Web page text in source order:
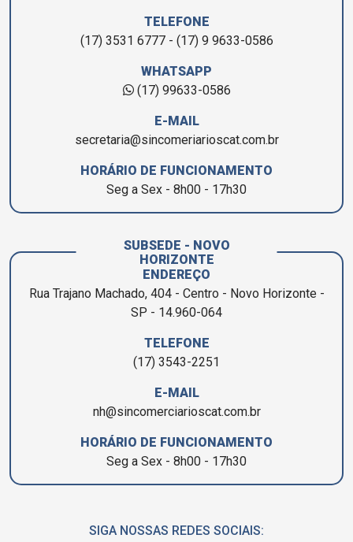
TELEFONE
(17) 3531 6777 - (17) 9 9633-0586
WHATSAPP
(17) 99633-0586
E-MAIL
secretaria@sincomeriarioscat.com.br
HORÁRIO DE FUNCIONAMENTO
Seg a Sex - 8h00 - 17h30
SUBSEDE - NOVO
HORIZONTE
ENDEREÇO
Rua Trajano Machado, 404 - Centro - Novo Horizonte -
SP - 14.960-064
TELEFONE
(17) 3543-2251
E-MAIL
nh@sincomerciarioscat.com.br
HORÁRIO DE FUNCIONAMENTO
Seg a Sex - 8h00 - 17h30
SIGA NOSSAS REDES SOCIAIS: